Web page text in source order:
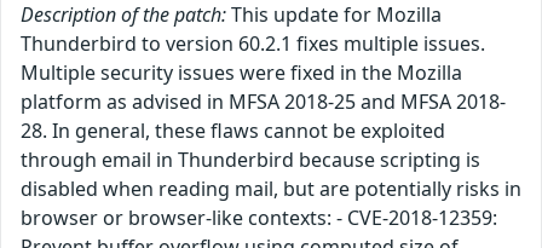
Description of the patch:This update for Mozilla
Thunderbird to version 60.2.1 fixes multiple issues.
Multiple security issues were fixed in the Mozilla
platform as advised in MFSA 2018-25 and MFSA 2018-
28. In general, these flaws cannot be exploited
through email in Thunderbird because scripting is
disabled when reading mail, but are potentially risks in
browser or browser-like contexts: - CVE-2018-12359: